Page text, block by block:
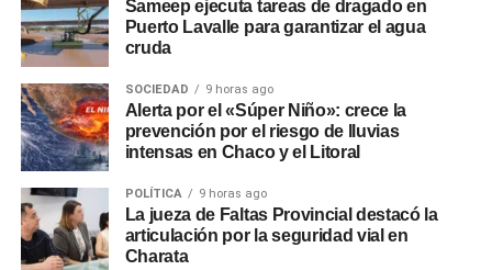
Sameep ejecuta tareas de dragado en
Puerto Lavalle para garantizar el agua
cruda
SOCIEDAD 9 horas ago
Alerta por el «Súper Niño»: crece la
prevención por el riesgo de lluvias
intensas en Chaco y el Litoral
POLÍTICA 9 horas ago
La jueza de Faltas Provincial destacó la
articulación por la seguridad vial en
Charata